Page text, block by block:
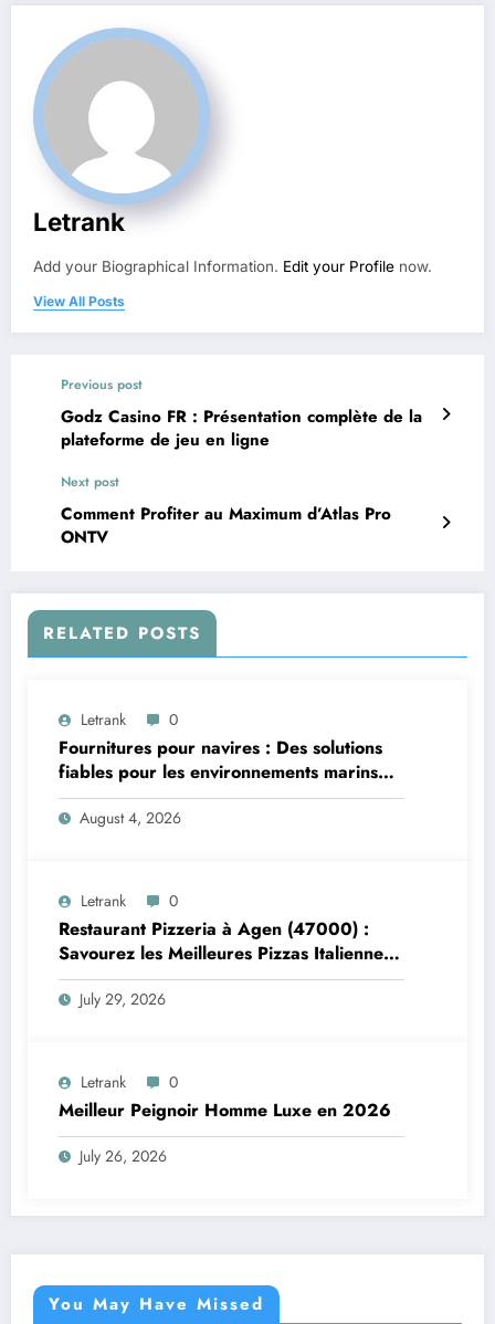
Letrank
Add your Biographical Information. Edit your Profile now.
View All Posts
Previous post
Godz Casino FR : Présentation complète de la
plateforme de jeu en ligne
Next post
Comment Profiter au Maximum d’Atlas Pro
ONTV
RELATED POSTS
Letrank 0
Fournitures pour navires : Des solutions
fiables pour les environnements marins
exigeants
August 4, 2026
Letrank 0
Restaurant Pizzeria à Agen (47000) :
Savourez les Meilleures Pizzas Italiennes
chez Trattoria Pasta Pizza Brax
July 29, 2026
Letrank 0
Meilleur Peignoir Homme Luxe en 2026
July 26, 2026
You May Have Missed